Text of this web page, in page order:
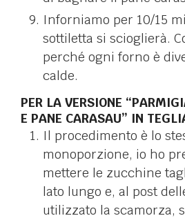
Inforniamo per 10/15
sottiletta si scioglierà.
perché ogni forno è
calde.
PER LA VERSIONE
E PANE CARASAU” IN
Il procedimento è lo
monoporzione, io ho
mettere le zucchine
lato lungo e, al post
utilizzato la scamorza,